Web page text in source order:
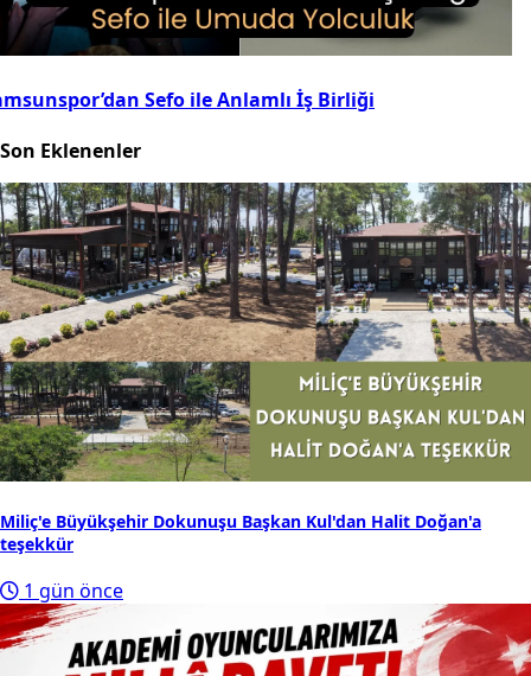
Sefo ile Anlamlı İş Birliği
Son Eklenenler
Miliç'e Büyükşehir Dokunuşu Başkan Kul'dan Halit Doğan'a
teşekkür
1 gün önce